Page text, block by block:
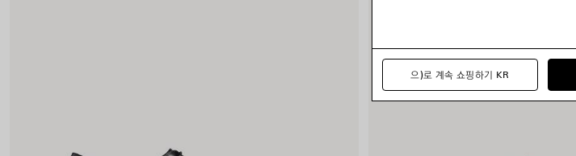
으)로 계속 쇼핑하기 KR